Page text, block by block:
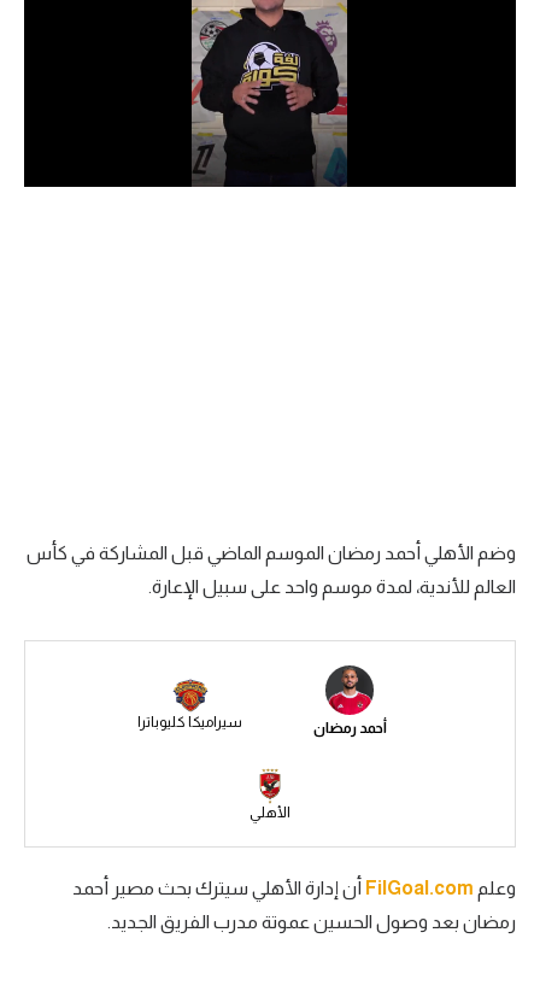
الدوري السعودي للمحترفين
دوري أبطال إفريقيا
سعودي في الجول
دوري أبطال أوروبا
وضم الأهلي أحمد رمضان الموسم الماضي قبل المشاركة في كأس
العالم للأندية، لمدة موسم واحد على سبيل الإعارة.
أحمد رمضان سيراميكا كليوباترا
الأهلي
وعلم FilGoal.com
أن إدارة الأهلي سيترك بحث مصير أحمد
رمضان بعد وصول الحسين عموتة مدرب الفريق الجديد.